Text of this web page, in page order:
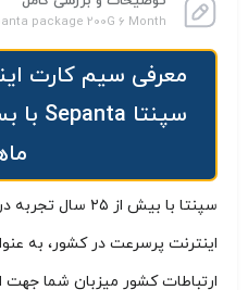
package 200G 6 Month
سپنتا با بیش از
اینترنت پرسرعت در کشور، به
ارتباطات کشور میزبان شما جهت